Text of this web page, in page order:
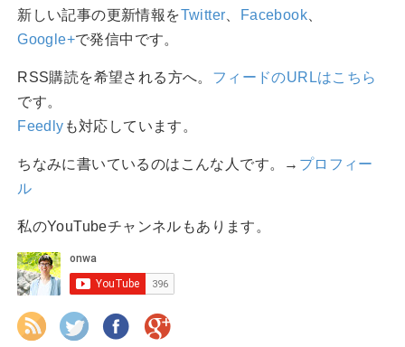
新しい記事の更新情報をTwitter、 Facebook、
Google+で発信中です。
RSS購読を希望される方へ。 フィードのURLはこちら
です。
Feedly も対応しています。
ちなみに書いているのはこんな人です。→ プロフィー
ル
私のYouTubeチャンネルもあります。